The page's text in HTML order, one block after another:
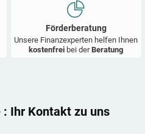
Förderberatung
Unsere Finanzexperten helfen Ihnen
kostenfrei bei derBeratung
: Ihr Kontakt zu uns